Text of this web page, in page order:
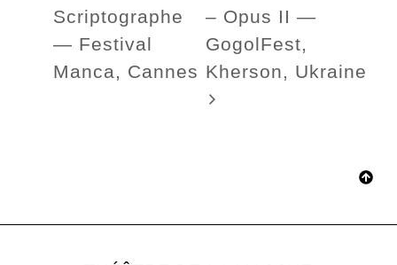
Scriptographe
— Festival
Manca, Cannes
– Opus II —
GogolFest,
Kherson, Ukraine